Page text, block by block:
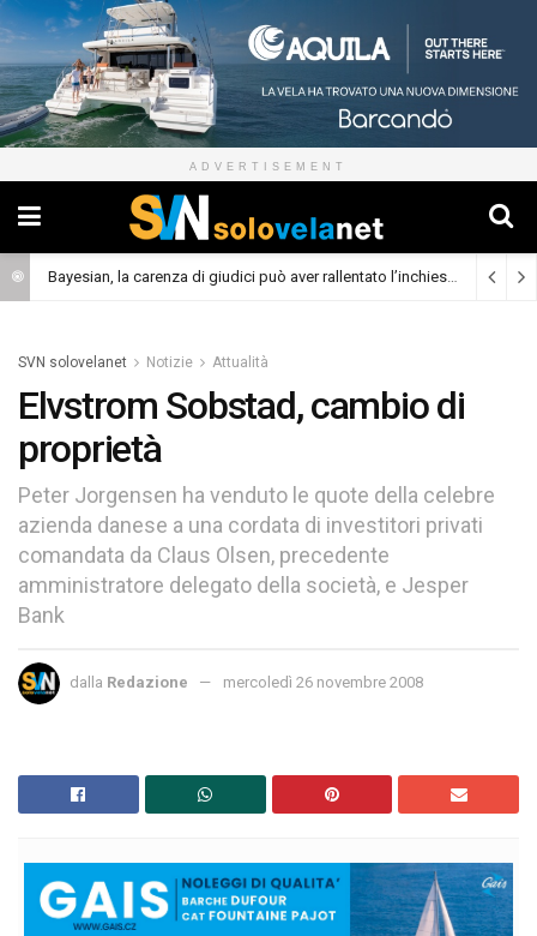
ADVERTISEMENT
Bayesian, la carenza di giudici può aver rallentato l’inchiesta (Cronaca)
SVN solovelanet Notizie Attualità
Elvstrom Sobstad, cambio di
proprietà
Peter Jorgensen ha venduto le quote della celebre
azienda danese a una cordata di investitori privati
comandata da Claus Olsen, precedente
amministratore delegato della società, e Jesper
Bank
dalla Redazione mercoledì 26 novembre 2008